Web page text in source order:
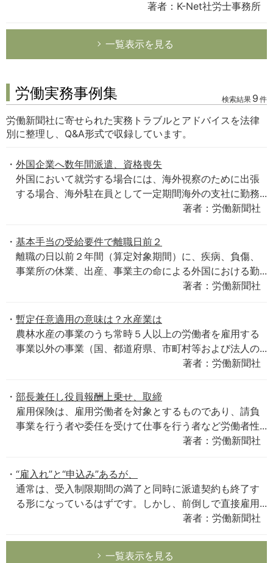
著者：K-Net社労士事務所
一覧表示を見る
労働実務事例集 検索結果 9 件
労働新聞社に寄せられた実務トラブルとアドバイスを法律
別に整理し、Q&A形式で収録しています。
外国企業へ数年間派遣、資格喪失
外国において就労する場合には、海外視察のために出張
する場合、海外駐在員として一定期間海外の支社に勤務...
著者：労働新聞社
基本手当の受給要件で離職日前２
離職の日以前２年間（算定対象期間）に、疾病、負傷、
事業所の休業、出産、事業主の命による外国における勤...
著者：労働新聞社
暫定任意適用の意味は？水産業は
農林水産の事業のうち常時５人以上の労働者を雇用する
事業以外の事業（国、都道府県、市町村等および法人の...
著者：労働新聞社
部長兼任し役員報酬上乗せ、取締
雇用保険は、雇用労働者を対象とするものであり、請負
事業を行う者や委任を受けて仕事を行う者など労働者性...
著者：労働新聞社
“雇入れ”と“申込み”あるが、
通常は、受入制限期間の満了と同時に派遣契約も終了す
る形になっているはずです。しかし、前倒しで直接雇用...
著者：労働新聞社
一覧表示を見る